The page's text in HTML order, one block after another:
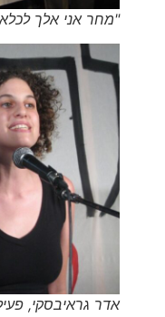
"מחר אני אלך
אדר גראיבסקי,